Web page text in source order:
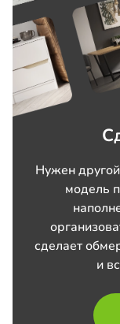
Нужен
модель
сделает
и